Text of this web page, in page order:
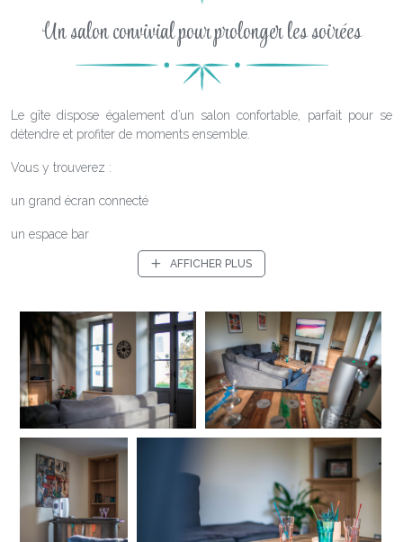
Un salon convivial pour prolonger les soirées
Le gîte dispose également d’un salon confortable, parfait pour se
détendre et profiter de moments ensemble.
Vous y trouverez :
un grand écran connecté
un espace bar
simplement prolonger la soirée dans une ambiance conviviale.
AFFICHER PLUS